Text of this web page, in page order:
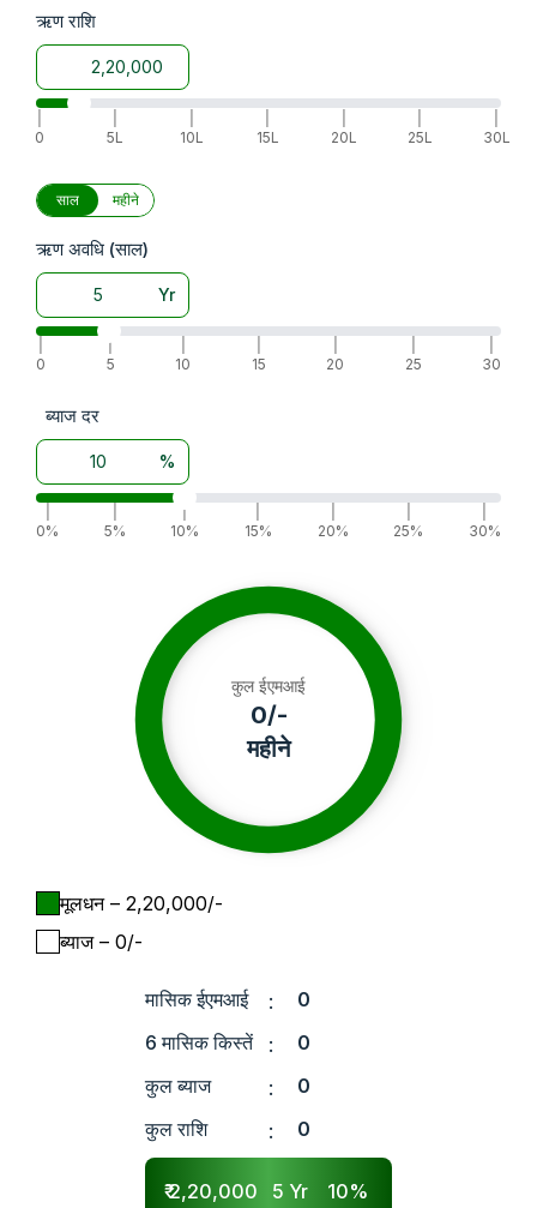
ऋण राशि
0
5L
10L
15L
20L
25L
30L
साल महीने
ऋण अवधि (साल)
Yr
0
|
5
10
15
20
25
30
ब्याज दर
%
0%
5%
|
10%
15%
20%
25%
30%
कुल ईएमआई
0/-
महीने
मूलधन– ₹ 2,20,000/-
ब्याज– ₹ 0/-
मासिक ईएमआई :
0
6 मासिक किस्तें
:
0
कुल ब्याज
:
0
कुल राशि
: 0
₹2,20,000 5 Yr 10%